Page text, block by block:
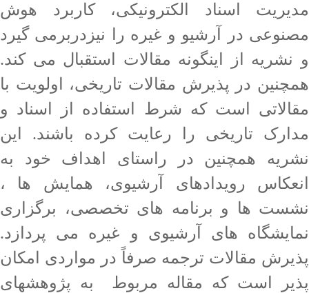
مدیریت اسناد الکترونیکی، کاربرد هوش
مصنوعی در آرشیو و غیره را نیزدربرمی گیرد
و نشریه از اینگونه مقالات استقبال می کند.
همچنین در پذیرش مقالات تاریخی، اولویت با
مقالاتی است که شرط استفاده از اسناد و
مدارک تاریخی را رعایت کرده باشند. این
نشریه همچنین در راستای اهداف خود به
انعکاس رویدادهای آرشیوی، همایش ها ،
نشست ها و برنامه های تخصصی، برگزاری
نمایشگاه های آرشیوی و غیره می پردازد.
پذیرش مقالات ترجمه صرفاً در مواردی امکان
پذیر است که مقاله مربوط به پژوهشهای